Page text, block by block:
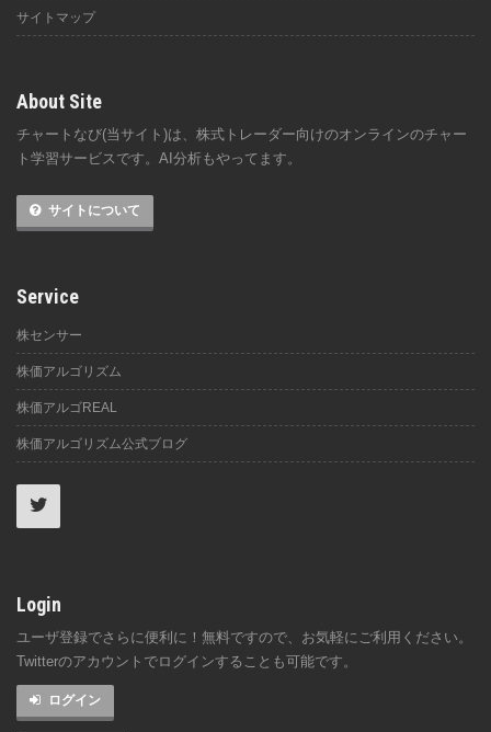
サイトマップ
About Site
チャートなび(当サイト)は、株式トレーダー向けのオンラインのチャー
ト学習サービスです。AI分析もやってます。
サイトについて
Service
株センサー
株価アルゴリズム
株価アルゴREAL
株価アルゴリズム公式ブログ
Login
ユーザ登録でさらに便利に！無料ですので、お気軽にご利用ください。
Twitterのアカウントでログインすることも可能です。
ログイン